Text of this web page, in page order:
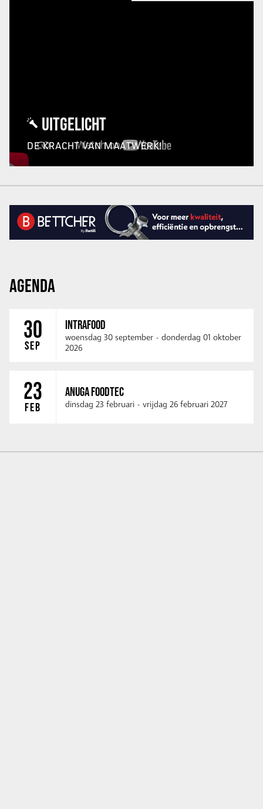
UITGELICHT
DE KRACHT VAN MAATWERK!
AGENDA
30
SEP
INTRAFOOD
woensdag 30 september - donderdag 01 oktober
2026
23
FEB
ANUGA FOODTEC
dinsdag 23 februari - vrijdag 26 februari 2027